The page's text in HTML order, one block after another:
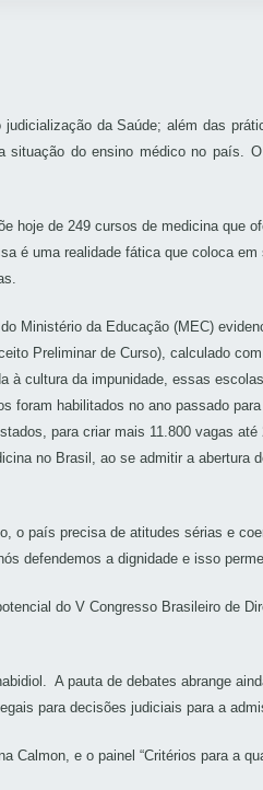
da Saúde; além das
do ensino médico no país.
hoje de 249 cursos de medicina que
é uma realidade fática que coloca
Ministério da Educação (MEC)
Preliminar de Curso), calculado
à cultura da impunidade, essas
foram habilitados no ano passado
para criar mais 11.800 vagas
no Brasil, ao se admitir a abertura
o país precisa de atitudes sérias e
defendemos a dignidade e isso
do V Congresso Brasileiro de
A pauta de debates abrange
para decisões judiciais para a
Calmon, e o painel “Critérios para a